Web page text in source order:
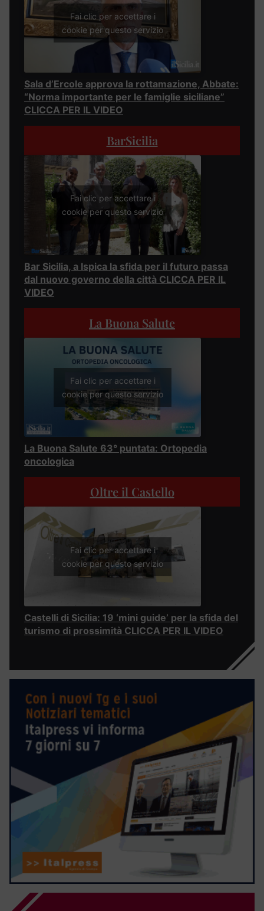
Fai clic per accettare i
cookie per questo servizio
Sala d’Ercole approva la rottamazione, Abbate:
“Norma importante per le famiglie siciliane”
CLICCA PER IL VIDEO
BarSicilia
Fai clic per accettare i
cookie per questo servizio
Bar Sicilia, a Ispica la sfida per il futuro passa
dal nuovo governo della città CLICCA PER IL
VIDEO
La Buona Salute
Fai clic per accettare i
cookie per questo servizio
La Buona Salute 63° puntata: Ortopedia
oncologica
Oltre il Castello
Fai clic per accettare i
cookie per questo servizio
Castelli di Sicilia: 19 ‘mini guide’ per la sfida del
turismo di prossimità CLICCA PER IL VIDEO